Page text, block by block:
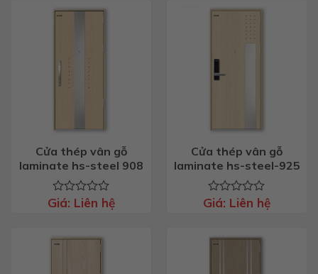
0
5
0
5
Cửa thép vân gỗ
laminate hs-steel 908
Được
0
5
Giá: Liên hệ
Cửa thép vân gỗ
laminate hs-steel-925
Được
0
5
Giá: Liên hệ